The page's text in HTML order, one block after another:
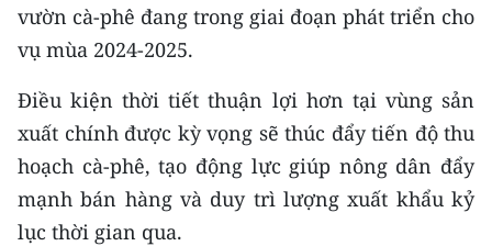
Trung du và miền núi phía Bắc
Đồng bằng sông Hồng
Bắc Trung Bộ
Duyên hải Nam Trung Bộ và Tây
Nguyên
Đông Nam Bộ
vườn cà-phê đang trong giai đoạn phát triển cho
vụ mùa 2024-2025.
Điều kiện thời tiết thuận lợi hơn tại vùng sản
xuất chính được kỳ vọng sẽ thúc đẩy tiến độ thu
hoạch cà-phê, tạo động lực giúp nông dân đẩy
mạnh bán hàng và duy trì lượng xuất khẩu kỷ
lục thời gian qua.